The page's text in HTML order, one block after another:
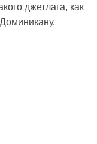
джетлага, как